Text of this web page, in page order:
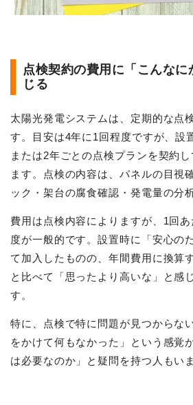
点検契約の費用に「こんな
じる
太陽光発電システムは、定期的な点
す。目安は4年に1回程度ですが、設
または2年ごとの点検プランを契約
ます。点検の内容は、パネルの目視
ック・架台の腐食確認・発電量の分
費用は点検内容によりますが、1回
度が一般的です。設置時に「安心の
て加入したものの、年間費用に換算
と比べて「思ったより高いな」と感
す。
特に、点検で特に問題が見つからな
をかけて何もなかった」という感覚
は必要なのか」と疑問を持つ人もいま